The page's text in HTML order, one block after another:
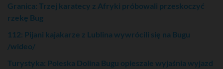
Granica: Trzej karatecy z Afryki próbowali przeskoczyć
rzekę Bug
112: Pijani kajakarze z Lublina wywrócili się na Bugu
/wideo/
Turystyka: Poleska Dolina Bugu opieszale wyjaśnia wyjazd